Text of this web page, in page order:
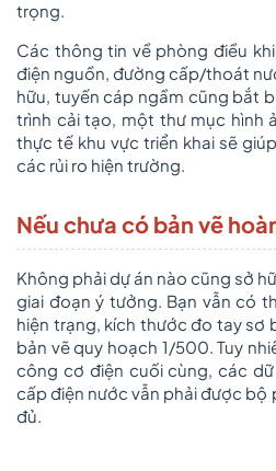
trọng.
Các thông tin về phòng điều
điện nguồn, đường cấp/thoát
hữu, tuyến cáp ngầm cũng bắt
trình cải tạo, một thư mục hình
thực tế khu vực triển khai sẽ
các rủi ro hiện trường.
Nếu chưa có bản vẽ
Không phải dự án nào cũng sở
giai đoạn ý tưởng. Bạn vẫn có
hiện trạng, kích thước đo tay sơ
bản vẽ quy hoạch 1/500. Tuy
công cơ điện cuối cùng, các
cấp điện nước vẫn phải được bộ
đủ.